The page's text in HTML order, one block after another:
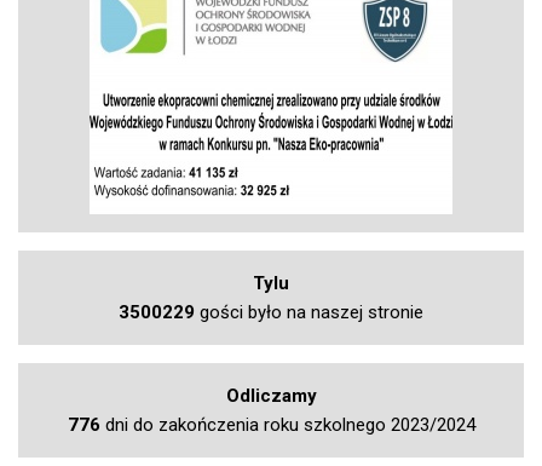
Tylu
3500229 gości było na naszej stronie
Odliczamy
776 dni do zakończenia roku szkolnego 2023/2024